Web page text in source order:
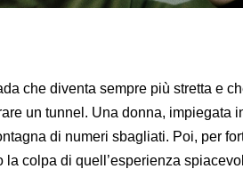
che diventa sempre più stretta e
un tunnel. Una donna, impiegata
di numeri sbagliati. Poi, per
colpa di quell’esperienza